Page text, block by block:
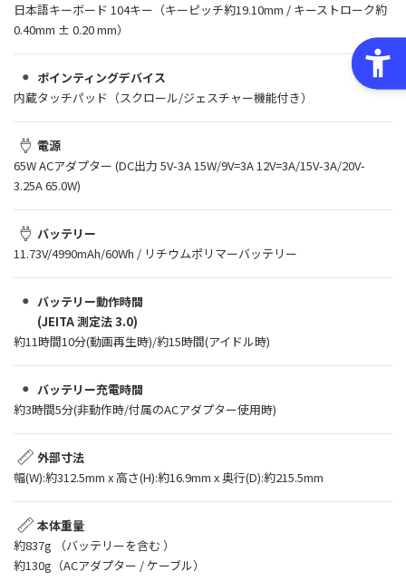
日本語キーボード 104キー（キーピッチ約19.10mm / キーストローク約
0.40mm ± 0.20 mm）
ポインティングデバイス
内蔵タッチパッド（スクロール/ジェスチャー機能付き）
電源
65W ACアダプター (DC出力 5V-3A 15W/9V=3A 12V=3A/15V-3A/20V-
3.25A 65.0W)
バッテリー
11.73V/4990mAh/60Wh / リチウムポリマーバッテリー
バッテリー動作時間
(JEITA 測定法 3.0)
約11時間10分(動画再生時)/約15時間(アイドル時)
バッテリー充電時間
約3時間5分(非動作時/付属のACアダプター使用時)
外部寸法
幅(W):約312.5mm x 高さ(H):約16.9mm x 奥行(D):約215.5mm
本体重量
約837g （バッテリーを含む ）
約130g（ACアダプター / ケーブル）